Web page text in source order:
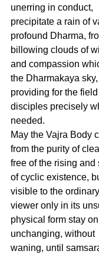
unerring in conduct,
precipitate a rain of
profound Dharma,
billowing clouds of
and compassion
the Dharmakaya sky,
providing for the field
disciples precisely
needed.
May the Vajra Body
from the purity of
free of the rising and
of cyclic existence,
visible to the ordinary
viewer only in its
physical form stay on
unchanging, without
waning, until